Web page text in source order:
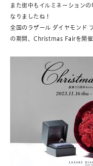
また街中もイルミネーション
なりましたね！
全国のラザール ダイヤモンド
の期間、 Christmas Fairを開